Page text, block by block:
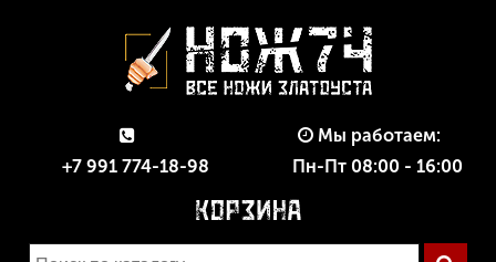
+7 991 774-18-98
Мы работаем:
Пн-Пт 08:00 - 16:00